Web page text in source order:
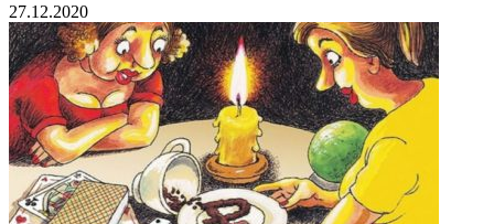
27.12.2020